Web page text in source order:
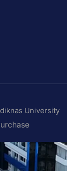
University